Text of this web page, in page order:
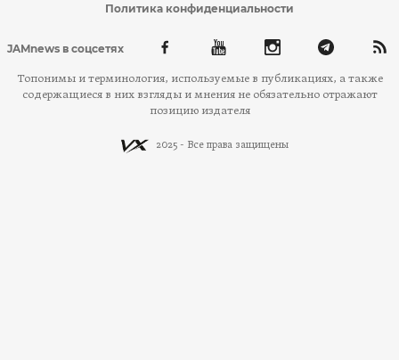
Политика конфиденциальности
JAMnews в соцсетях
Топонимы и терминология, используемые в публикациях, а также
содержащиеся в них взгляды и мнения не обязательно отражают
позицию издателя
2025 - Все права защищены